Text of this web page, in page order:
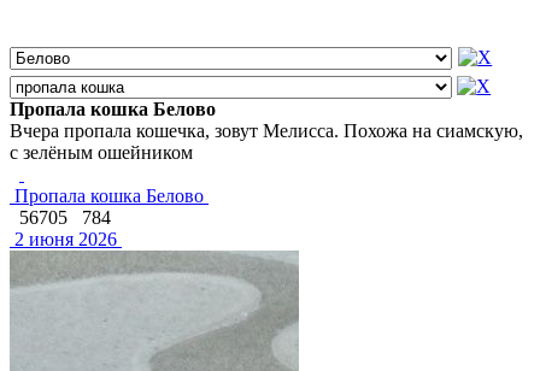
Пропала кошка Белово
Вчера пропала кошечка, зовут Мелисса. Похожа на сиамскую,
с зелёным ошейником
Пропала кошка Белово
56705
784
2 июня 2026